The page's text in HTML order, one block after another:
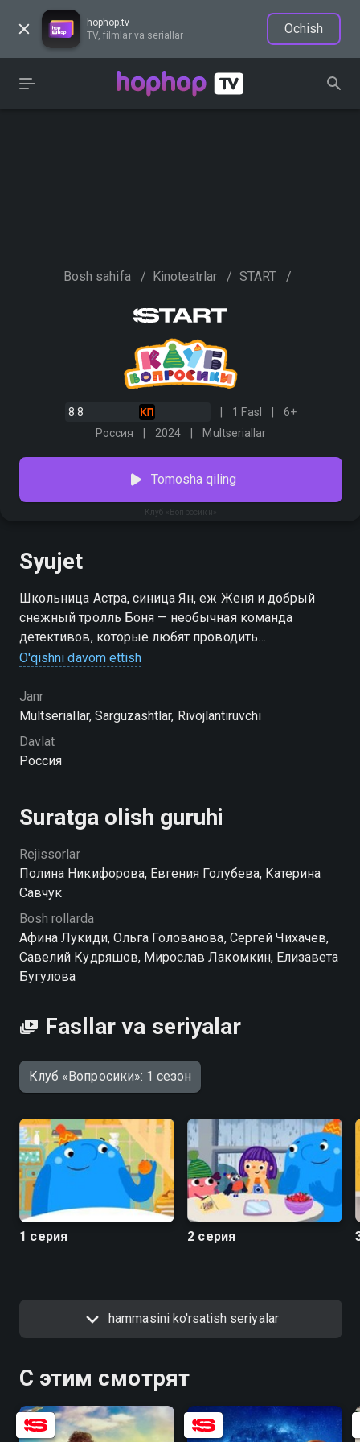
hophop.tv
TV, filmlar va seriallar
Ochish
Bosh sahifa / Kinoteatrlar / START /
8.8 1 Fasl
6+
Россия
2024 Multseriallar
Клуб «Вопросики»
Tomosha qiling
Syujet
Школьница Астра, синица Ян, еж Женя и добрый
снежный тролль Боня — необычная команда
детективов, которые любят проводить
расследования и раскрывать тайны. К героям часто
ответить на каверзные детские вопросы. Тут-то и
начинается поиск истины, полный неожиданных и
приятных открытий об окружающем нас мире.
O'qishni davom ettish
Janr
Multseriallar, Sarguzashtlar, Rivojlantiruvchi
Davlat
Россия
Suratga olish guruhi
Rejissorlar
Полина Никифорова, Евгения Голубева, Катерина
Савчук
Bosh rollarda
Афина Лукиди, Ольга Голованова, Сергей Чихачев,
Савелий Кудряшов, Мирослав Лакомкин, Елизавета
Бугулова
Fasllar va seriyalar
Клуб «Вопросики»: 1 сезон
1 серия 2 серия
hammasini ko'rsatish seriyalar
С этим смотрят